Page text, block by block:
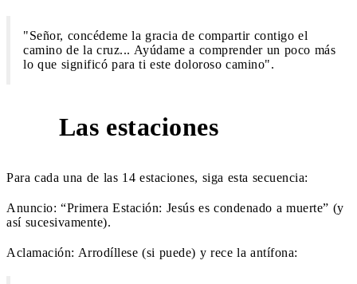
"Señor, concédeme la gracia de compartir contigo el
camino de la cruz... Ayúdame a comprender un poco más
lo que significó para ti este doloroso camino".
Las estaciones
Para cada una de las 14 estaciones, siga esta secuencia:
Anuncio: “Primera Estación: Jesús es condenado a muerte” (y
así sucesivamente).
Aclamación: Arrodíllese (si puede) y rece la antífona: